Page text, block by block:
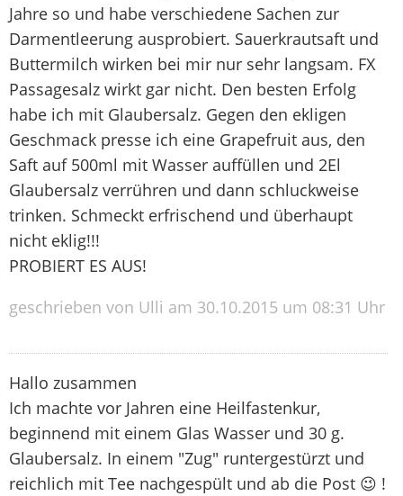
Jahre so und habe verschiedene Sachen zur
Darmentleerung ausprobiert. Sauerkrautsaft und
Buttermilch wirken bei mir nur sehr langsam. FX
Passagesalz wirkt gar nicht. Den besten Erfolg
habe ich mit Glaubersalz. Gegen den ekligen
Geschmack presse ich eine Grapefruit aus, den
Saft auf 500ml mit Wasser auffüllen und 2El
Glaubersalz verrühren und dann schluckweise
trinken. Schmeckt erfrischend und überhaupt
nicht eklig!!!
PROBIERT ES AUS!
geschrieben von Ulli am 30.10.2015 um 08:31 Uhr
Hallo zusammen
Ich machte vor Jahren eine Heilfastenkur,
beginnend mit einem Glas Wasser und 30 g.
Glaubersalz. In einem "Zug" runtergestürzt und
reichlich mit Tee nachgespült und ab die Post 😉 !